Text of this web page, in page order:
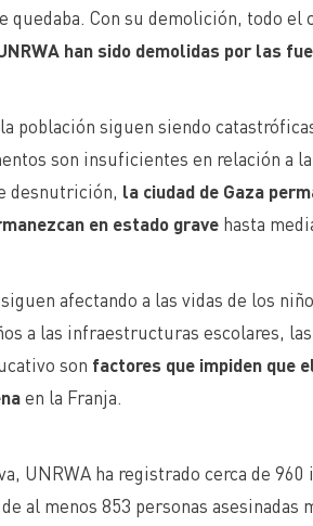
quedaba. Con su demolición, todo
han sido demolidas por las
población siguen siendo
son insuficientes en relación a
desnutrición, la ciudad de Gaza
en estado grave hasta
afectando a las vidas de los
a las infraestructuras escolares,
son factores que impiden que
en la Franja.
UNRWA ha registrado cerca de
al menos 853 personas